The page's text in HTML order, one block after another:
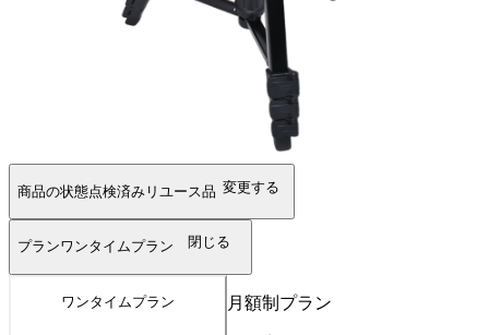
商品の状態点検済みリユース品 変更する
プランワンタイムプラン 閉じる
ワンタイムプラン 月額制プラン